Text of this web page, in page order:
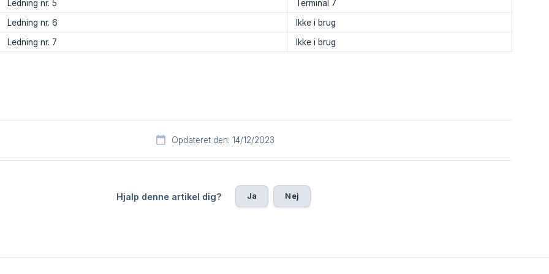
Ledning nr. 5
Terminal 7
Ledning nr. 6
Ikke i brug
Ledning nr. 7 Ikke i brug
Opdateret den: 14/12/2023
Hjalp denne artikel dig? Ja Nej